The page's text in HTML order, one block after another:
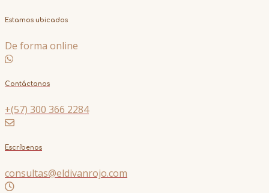
Estamos ubicados
De forma online
Contáctanos
+(57) 300 366 2284
Escríbenos
consultas@eldivanrojo.com